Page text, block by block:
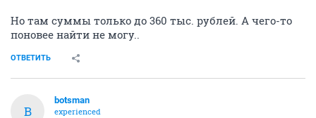
Но там суммы только до 360 тыс. рублей. А чего-то
поновее найти не могу..
ОТВЕТИТЬ
B
botsman
experienced